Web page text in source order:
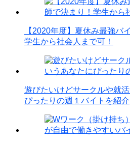
【2020年度】夏休み最強バ
学生から社会人まで可！
遊びたいけどサークルや就
ぴったりの週１バイトを紹介